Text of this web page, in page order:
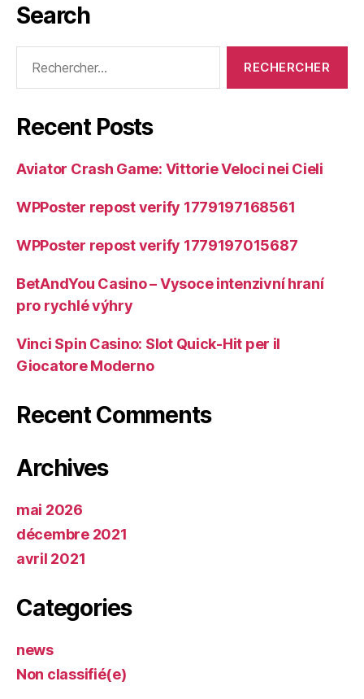
Search
Recent Posts
Aviator Crash Game: Vittorie Veloci nei Cieli
WPPoster repost verify 1779197168561
WPPoster repost verify 1779197015687
BetAndYou Casino – Vysoce intenzivní hraní
pro rychlé výhry
Vinci Spin Casino: Slot Quick‑Hit per il
Giocatore Moderno
Recent Comments
Archives
mai 2026
décembre 2021
avril 2021
Categories
news
Non classifié(e)